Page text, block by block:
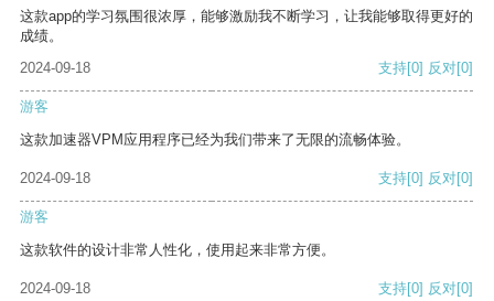
这款app的学习氛围很浓厚，能够激励我不断学习，让我能够取得更好的
成绩。
2024-09-18
支持[0] 反对[0]
游客
这款加速器VPM应用程序已经为我们带来了无限的流畅体验。
2024-09-18 支持[0] 反对[0]
游客
这款软件的设计非常人性化，使用起来非常方便。
2024-09-18 支持[0] 反对[0]